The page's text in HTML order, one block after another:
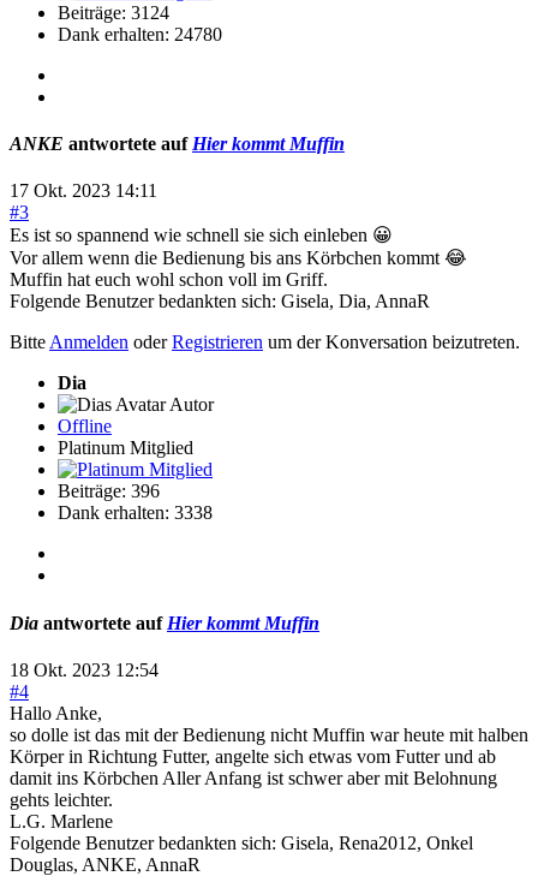
Beiträge: 3124
Dank erhalten: 24780
ANKE antwortete auf Hier kommt Muffin
17 Okt. 2023 14:11
#3
Es ist so spannend wie schnell sie sich einleben 😀
Vor allem wenn die Bedienung bis ans Körbchen kommt 😂
Muffin hat euch wohl schon voll im Griff.
Folgende Benutzer bedankten sich: Gisela, Dia, AnnaR
BitteAnmelden oderRegistrieren um der Konversation beizutreten.
Dia
Autor
Offline
Platinum Mitglied
Beiträge: 396
Dank erhalten: 3338
Dia antwortete auf Hier kommt Muffin
18 Okt. 2023 12:54
#4
Hallo Anke,
so dolle ist das mit der Bedienung nicht Muffin war heute mit halben
Körper in Richtung Futter, angelte sich etwas vom Futter und ab
damit ins Körbchen Aller Anfang ist schwer aber mit Belohnung
gehts leichter.
L.G. Marlene
Folgende Benutzer bedankten sich: Gisela, Rena2012, Onkel
Douglas, ANKE, AnnaR